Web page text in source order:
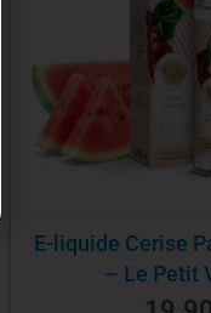
E-liquide Cerise
– Le Petit